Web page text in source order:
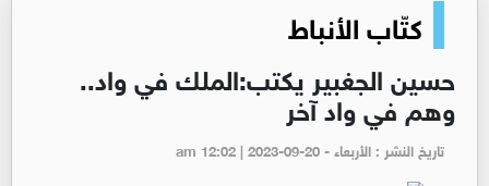
كتّاب الأنباط
حسين الجغبير يكتب:الملك في واد..
وهم في واد آخر
تاريخ النشر : الأربعاء - am 12:02 | 2023-09-20